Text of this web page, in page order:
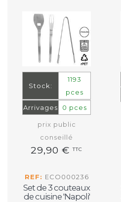
Stock:
1193
pces
Arrivages
0 pces
prix public
conseillé
29,90 €TTC
REF: ECO000236
Set de 3 couteaux
de cuisine 'Napoli'